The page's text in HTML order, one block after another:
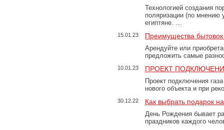
Технологией создания
поляризации (по
египтяне. …
15.01.23 Преимущества
Арендуйте или
предложить самые
10.01.23 ПРОЕКТ
Проект подключения
нового объекта и при
30.12.22 Как выбрать подарок
День Рождения бывает
праздников каждого